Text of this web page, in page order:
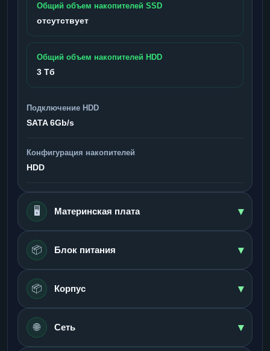
Общий объем накопителей SSD
отсутствует
Общий объем накопителей HDD
3 Тб
Подключение HDD
SATA 6Gb/s
Конфигурация накопителей
HDD
🖥️ Материнская плата ▾
📦 Блок питания ▾
📦 Корпус ▾
🌐 Сеть ▾